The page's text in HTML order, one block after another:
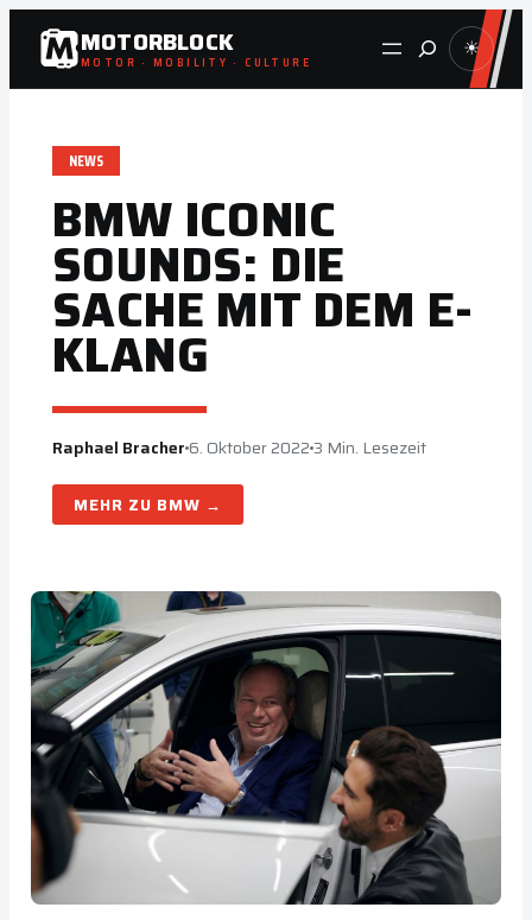
Zum
Inhalt
springen
MOTORBLOCK
MOTOR · MOBILITY · CULTURE Suche ☀
NEWS
BMW ICONIC
SOUNDS: DIE
SACHE MIT DEM E-
KLANG
Raphael Bracher6. Oktober 20223 Min. Lesezeit
BMW